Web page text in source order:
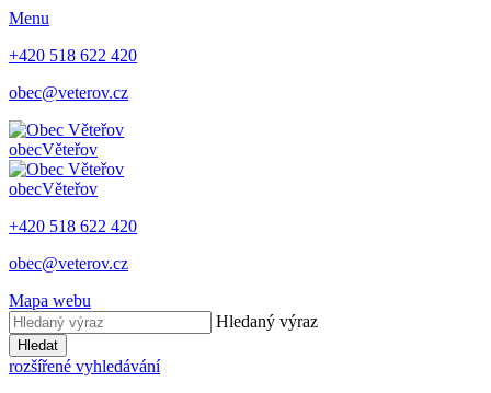
Menu
+420 518 622 420
obec@veterov.cz
obecVěteřov
obecVěteřov
+420 518 622 420
obec@veterov.cz
Mapa webu
Hledaný výraz
Hledat
rozšířené vyhledávání